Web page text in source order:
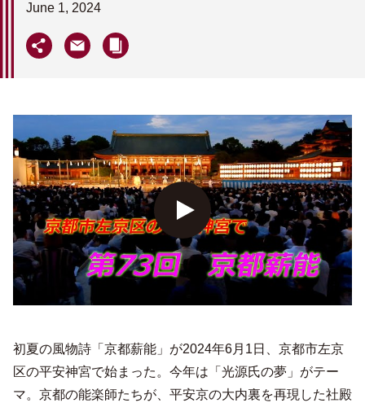
June 1, 2024
初夏の風物詩「京都薪能」が2024年6月1日、京都市左京
区の平安神宮で始まった。今年は「光源氏の夢」がテー
マ。京都の能楽師たちが、平安京の大内裏を再現した社殿